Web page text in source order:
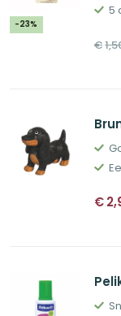
-23%
5
€
€